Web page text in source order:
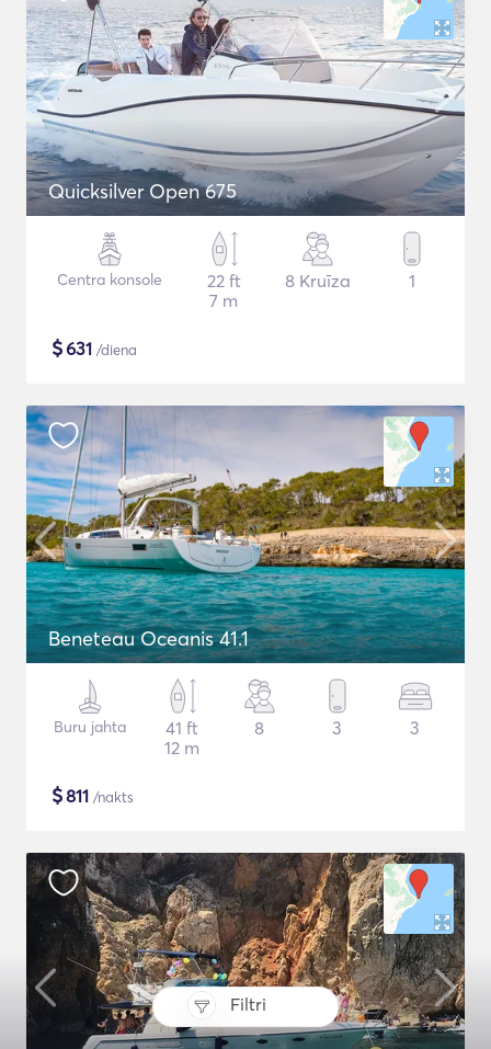
Filtri
Quicksilver Open 675
Centra konsole
22 ft
7 m
8 Kruīza 1
$631 /diena
Beneteau Oceanis 41.1
Buru jahta
41 ft
12 m
8 3 3
$811 /nakts